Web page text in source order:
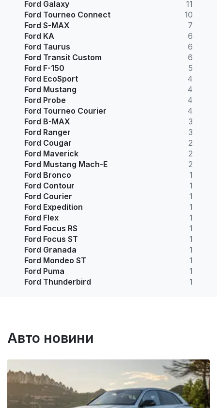
Ford Galaxy
11
Ford Tourneo Connect
10
Ford S-MAX
7
Ford KA
6
Ford Taurus
6
Ford Transit Custom
6
Ford F-150
5
Ford EcoSport
4
Ford Mustang
4
Ford Probe
4
Ford Tourneo Courier
4
Ford B-MAX
3
Ford Ranger
3
Ford Cougar
2
Ford Maverick
2
Ford Mustang Mach-E
2
Ford Bronco
1
Ford Contour
1
Ford Courier
1
Ford Expedition
1
Ford Flex
1
Ford Focus RS
1
Ford Focus ST
1
Ford Granada
1
Ford Mondeo ST
1
Ford Puma
1
Ford Thunderbird
1
Авто новини